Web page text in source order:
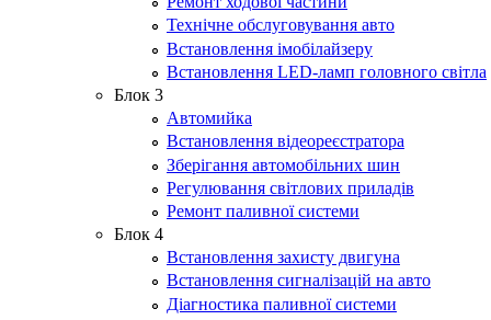
Технічне обслуговування авто
Встановлення імобілайзеру
Встановлення LED-ламп головного світла
Блок 3
Автомийка
Встановлення відеореєстратора
Зберігання автомобільних шин
Регулювання світлових приладів
Ремонт паливної системи
Блок 4
Встановлення захисту двигуна
Встановлення сигналізацій на авто
Діагностика паливної системи